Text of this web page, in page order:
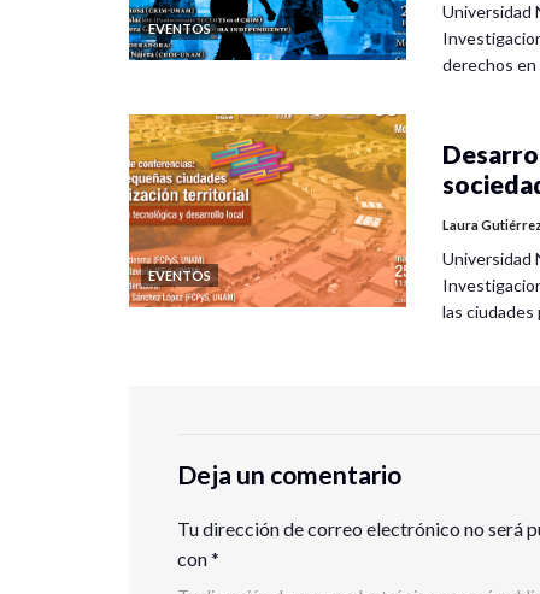
EVENTOS
Universidad
derechos
EVENTOS
Laura
Universidad
las
Deja un comentario
Tu dirección de correo electrónico no será
con*